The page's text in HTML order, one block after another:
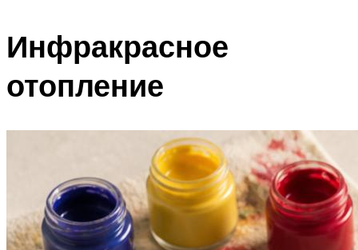
Инфракрасное
отопление